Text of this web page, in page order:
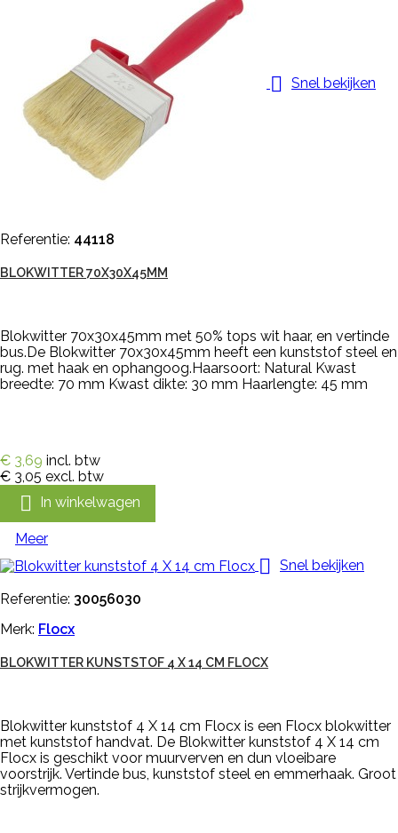
 Snel bekijken
Referentie: 44118
BLOKWITTER 70X30X45MM
Blokwitter 70x30x45mm met 50% tops wit haar, en vertinde
bus.De Blokwitter 70x30x45mm heeft een kunststof steel en
rug. met haak en ophangoog.Haarsoort: Natural Kwast
breedte: 70 mm Kwast dikte: 30 mm Haarlengte: 45 mm
€ 3,69 incl. btw
€ 3,05 excl. btw
 In winkelwagen
Meer
 Snel bekijken
Referentie: 30056030
Merk: Flocx
BLOKWITTER KUNSTSTOF 4 X 14 CM FLOCX
Blokwitter kunststof 4 X 14 cm Flocx is een Flocx blokwitter
met kunststof handvat. De Blokwitter kunststof 4 X 14 cm
Flocx is geschikt voor muurverven en dun vloeibare
voorstrijk. Vertinde bus, kunststof steel en emmerhaak. Groot
strijkvermogen.